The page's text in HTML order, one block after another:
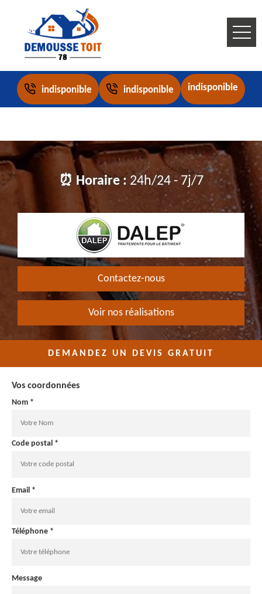
indisponible indisponible indisponible
⏰ Horaire : 24h/24 - 7j/7
Contactez-nous
Voir nos réalisations
DEMANDEZ UN DEVIS GRATUIT
Vos coordonnées
Nom *
Code postal *
Email *
Téléphone *
Message